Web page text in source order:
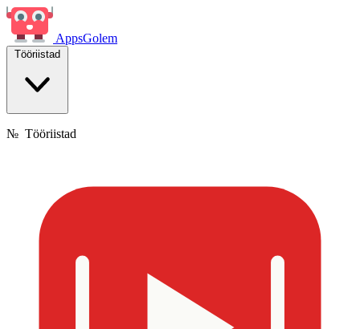
AppsGolem
Tööriistad
№ Tööriistad